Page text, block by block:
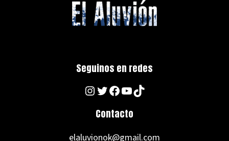
Seguinos en redes
Instagram
Twitter
Facebook
YouTube
TikTok
Contacto
elaluvionok@gmail.com